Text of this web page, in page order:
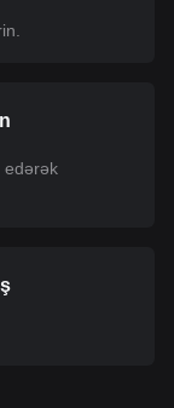
edərək